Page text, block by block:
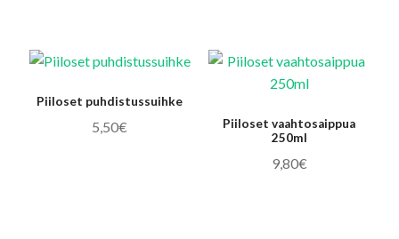
Ota yhteyttä
Piiloset puhdistussuihke
5,50€
Piiloset vaahtosaippua
250ml
9,80€